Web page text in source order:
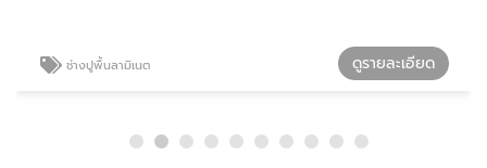
ช่างปูพื้นลามิเนต ดูรายละเอียด